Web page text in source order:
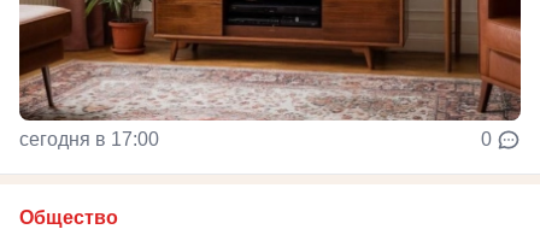
сегодня в 17:00 0
Общество